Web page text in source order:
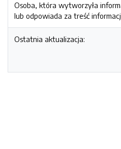
Osoba, która wytworzyła
lub odpowiada za treść
Ostatnia aktualizacja: